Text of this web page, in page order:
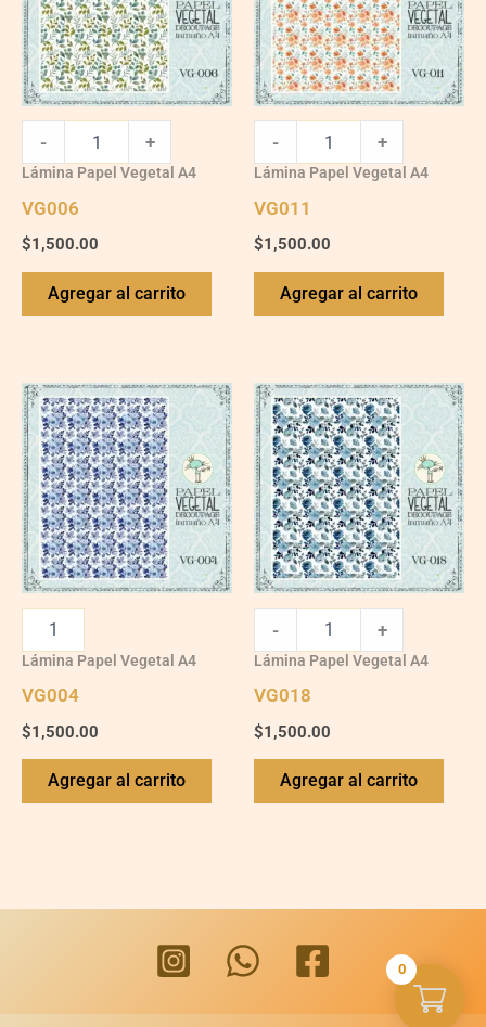
- +
Lámina Papel Vegetal A4
VG006
$1,500.00
Agregar al carrito
- +
Lámina Papel Vegetal A4
VG011
$1,500.00
Agregar al carrito
Lámina Papel Vegetal A4
VG004
$1,500.00
Agregar al carrito
VG018
quantity
- +
Lámina Papel Vegetal A4
VG018
$1,500.00
Agregar al carrito
0